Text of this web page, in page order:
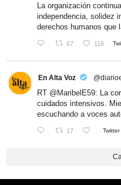
La organización
independencia, solidez
derechos humanos que
67 116
En Alta Voz
RT @MaribelE59: La
cuidados intensivos.
escuchando a voces
17 Twitter